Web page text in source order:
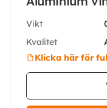
Vikt
Kvalitet
Klicka här för